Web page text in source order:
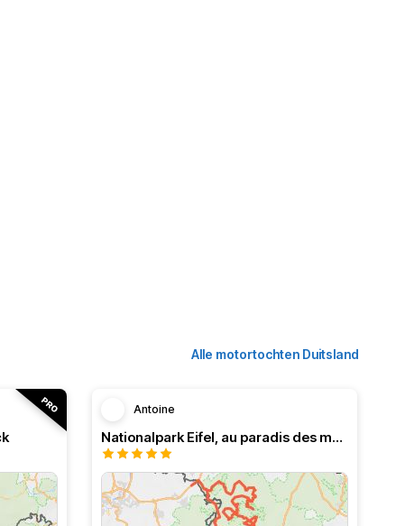
Alle motortochten Duitsland
Antoine
Nationalpark Eifel, au paradis des motards